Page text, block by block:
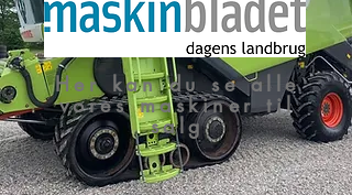
Her kan du se alle
vores maskiner til
salg